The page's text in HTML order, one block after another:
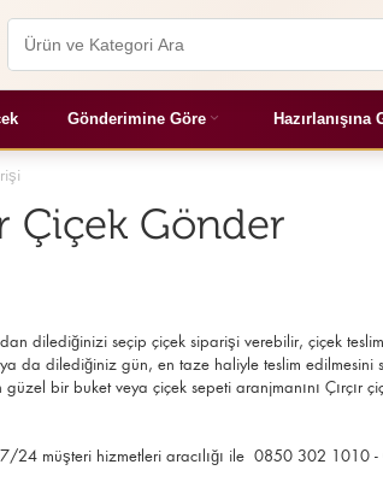
Gönderimine Göre Hazırlanışına
Çiçek Gönder
dilediğinizi seçip çiçek siparişi verebilir, çiçek
da dilediğiniz gün, en taze haliyle teslim
bir buket veya çiçek sepeti aranjmanını Çırçır
7/24 müşteri hizmetleri aracılığı ile 0850 302